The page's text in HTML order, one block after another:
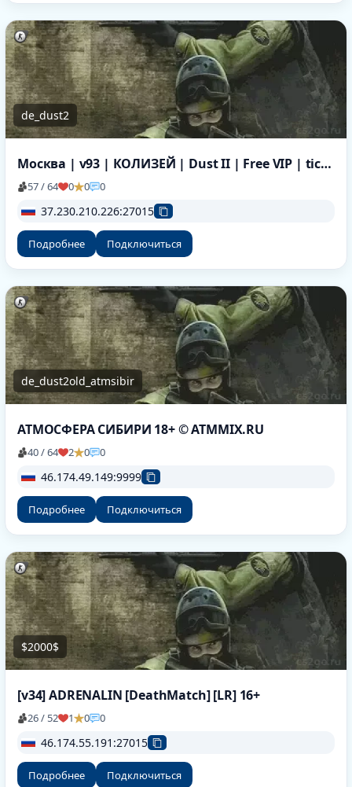
de_dust2
Москва | v93 | КОЛИЗЕЙ | Dust II | Free VIP | tickrate 100
57 / 64 0 0 0
37.230.210.226:27015
Подробнее Подключиться
de_dust2old_atmsibir
АТМОСФЕРА СИБИРИ 18+ © ATMMIX.RU
40 / 64 2 0 0
46.174.49.149:9999
Подробнее Подключиться
$2000$
[v34] ADRENALIN [DeathMatch] [LR] 16+
26 / 52 1 0 0
46.174.55.191:27015
Подробнее Подключиться